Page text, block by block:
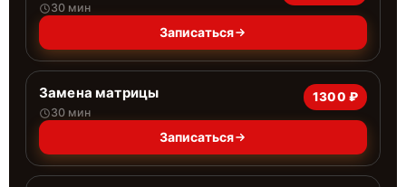
30 мин
Записаться
Замена матрицы
30 мин
1300 ₽
Записаться